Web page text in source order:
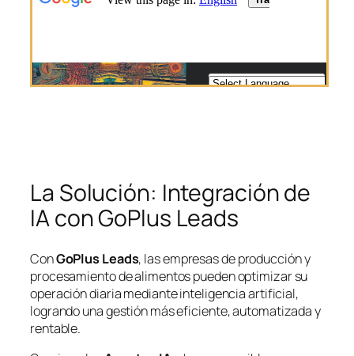
La Solución: Integración de
IA con GoPlus Leads
ConGoPlus Leads, las empresas de producción y
procesamiento de alimentos pueden optimizar su
operación diaria mediante inteligencia artificial,
logrando una gestión más eficiente, automatizada y
rentable.